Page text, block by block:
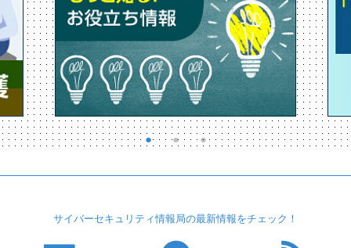
サイバーセキュリティ情報局の最新情報をチェック！